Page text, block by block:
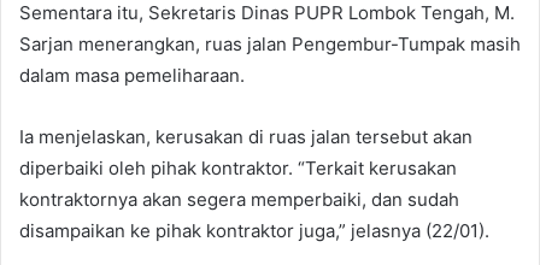
Sementara itu, Sekretaris Dinas PUPR Lombok Tengah, M.
Sarjan menerangkan, ruas jalan Pengembur-Tumpak masih
dalam masa pemeliharaan.
Ia menjelaskan, kerusakan di ruas jalan tersebut akan
diperbaiki oleh pihak kontraktor. “Terkait kerusakan
kontraktornya akan segera memperbaiki, dan sudah
disampaikan ke pihak kontraktor juga,” jelasnya (22/01).